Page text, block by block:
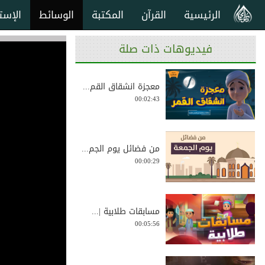
الوسائط المكتبة القرآن الرئيسية
فيديوهات ذات صلة
معجزة انشقاق القم...
00:02:43
من فضائل يوم الجم...
00:00:29
مسابقات طلابية |...
00:05:56